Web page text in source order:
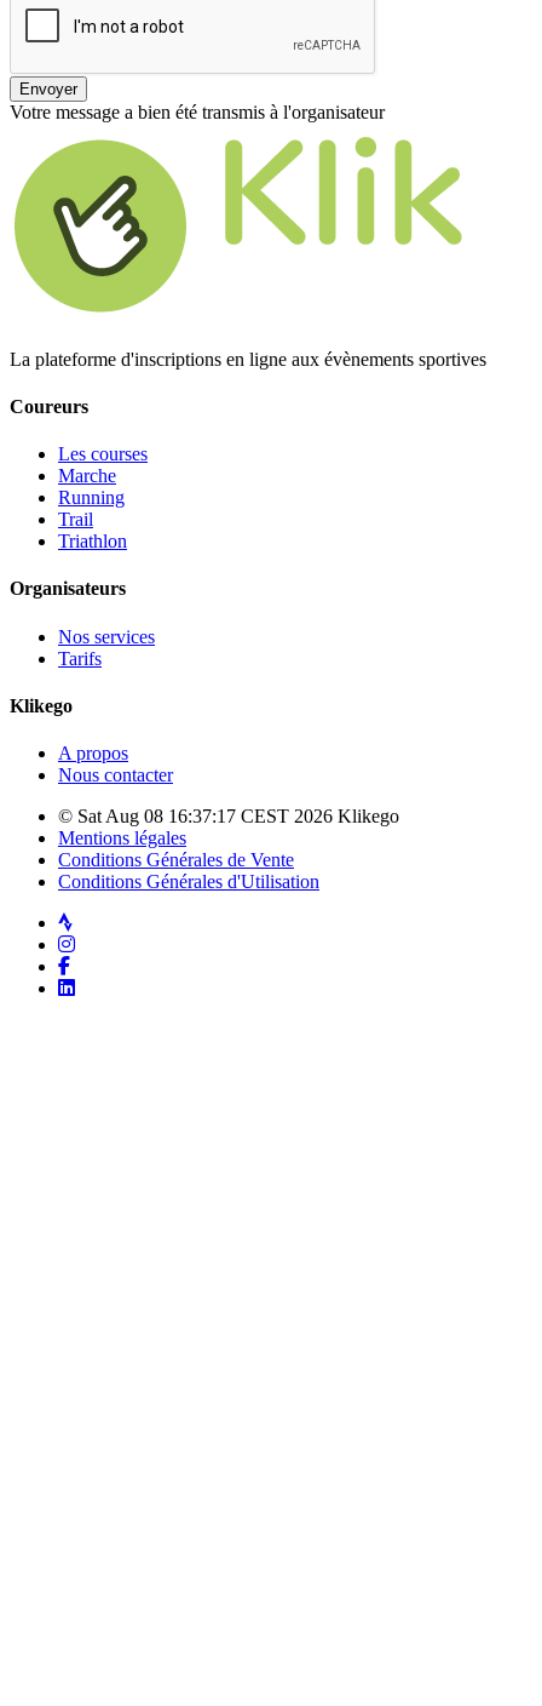
Envoyer
Votre message a bien été transmis à l'organisateur
La plateforme d'inscriptions en ligne aux évènements sportives
Coureurs
Les courses
Marche
Running
Trail
Triathlon
Organisateurs
Nos services
Tarifs
Klikego
A propos
Nous contacter
© Sat Aug 08 16:37:17 CEST 2026 Klikego
Mentions légales
Conditions Générales de Vente
Conditions Générales d'Utilisation
Strava
Instagram
Facebook
LinkedIn